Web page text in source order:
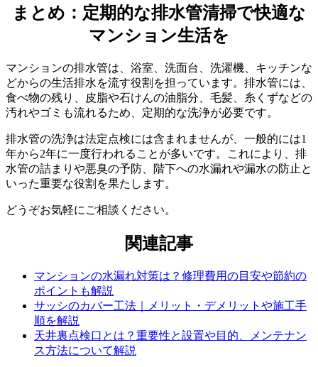
排水管清掃時の注意点とトラブル防止策
排水管清掃時の注意点
まとめ：定期的な排水管清掃で快適な
マンション生活を
マンションの排水管は、浴室、洗面台、洗濯機、キッチンな
どからの生活排水を流す役割を担っています。排水管には、
食べ物の残り、皮脂や石けんの油脂分、毛髪、糸くずなどの
汚れやゴミも流れるため、定期的な洗浄が必要です。
排水管の洗浄は法定点検には含まれませんが、一般的には1
年から2年に一度行われることが多いです。これにより、排
水管の詰まりや悪臭の予防、階下への水漏れや漏水の防止と
いった重要な役割を果たします。
どうぞお気軽にご相談ください。
関連記事
マンションの水漏れ対策は？修理費用の目安や節約の
ポイントも解説
サッシのカバー工法｜メリット・デメリットや施工手
順を解説
天井裏点検口とは？重要性と設置や目的、メンテナン
ス方法について解説